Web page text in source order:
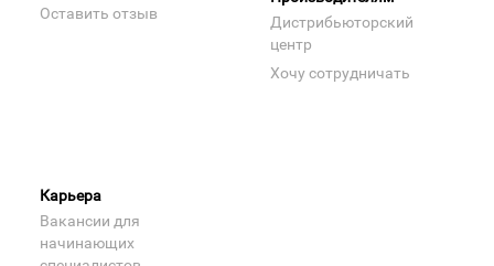
Оставить отзыв
Дистрибьюторский
центр
Хочу сотрудничать
Карьера
Вакансии для
начинающих